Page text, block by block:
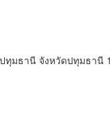
ทุมธานี จังหวัดปทุมธานี